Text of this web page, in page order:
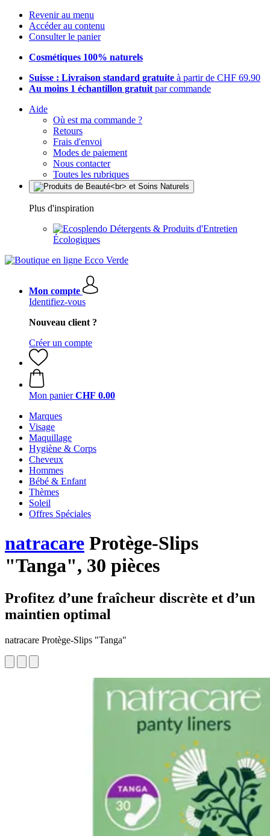
Revenir au menu
Accéder au contenu
Consulter le panier
Cosmétiques 100% naturels
Suisse : Livraison standard gratuite à partir de CHF 69.90
Au moins 1 échantillon gratuit par commande
Aide
Où est ma commande ?
Retours
Frais d'envoi
Modes de paiement
Nous contacter
Toutes les rubriques
Plus d'inspiration
Détergents & Produits d'Entretien
Écologiques
Mon compte
Identifiez-vous
Nouveau client ?
Créer un compte
Mon panier CHF 0.00
Marques
Visage
Maquillage
Hygiène & Corps
Cheveux
Hommes
Bébé & Enfant
Thèmes
Soleil
Offres Spéciales
natracare Protège-Slips
"Tanga", 30 pièces
Profitez d’une fraîcheur discrète et d’un
maintien optimal
natracare Protège-Slips "Tanga"